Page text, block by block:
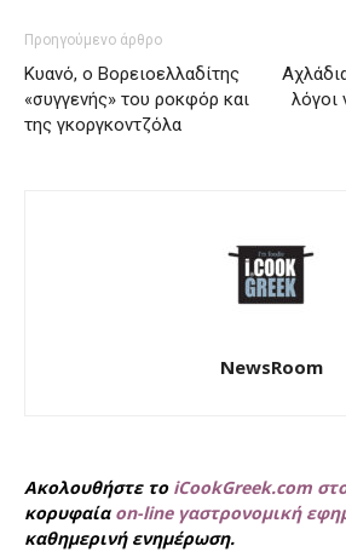
Προηγούμενο άρθρο
Κυανό, ο Βορειοελλαδίτης
«συγγενής» του ροκφόρ και
της γκοργκοντζόλα
λόγοι
NewsRoom
Ακολουθήστε το iCookGreek.com
κορυφαία on-line γαστρονομική
καθημερινή ενημέρωση.